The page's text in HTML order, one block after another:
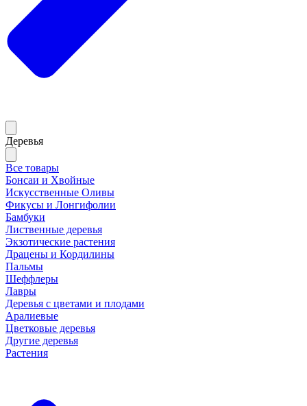
Деревья
Все товары
Бонсаи и Хвойные
Искусственные Оливы
Фикусы и Лонгифолии
Бамбуки
Лиственные деревья
Экзотические растения
Драцены и Кордилины
Пальмы
Шеффлеры
Лавры
Деревья с цветами и плодами
Аралиевые
Цветковые деревья
Другие деревья
Растения